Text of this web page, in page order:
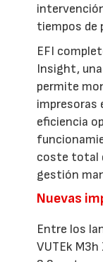
tiempos de
EFI
Insight,
permite
impresoras
eficiencia
coste total
gestión
Nuevas
Entre los
VUTEk